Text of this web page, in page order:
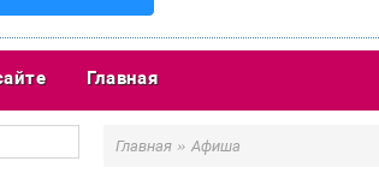
Главная
Главная » Афиша